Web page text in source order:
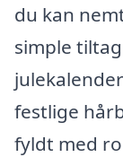
du kan
simple
festlige
fyldt med